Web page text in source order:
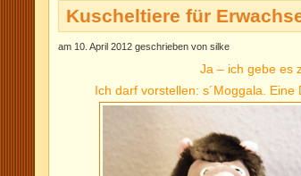
Kuscheltiere für
am 10. April 2012 geschrieben von silke
Ja – ich gebe es
Ich darf vorstellen: s´Moggala.